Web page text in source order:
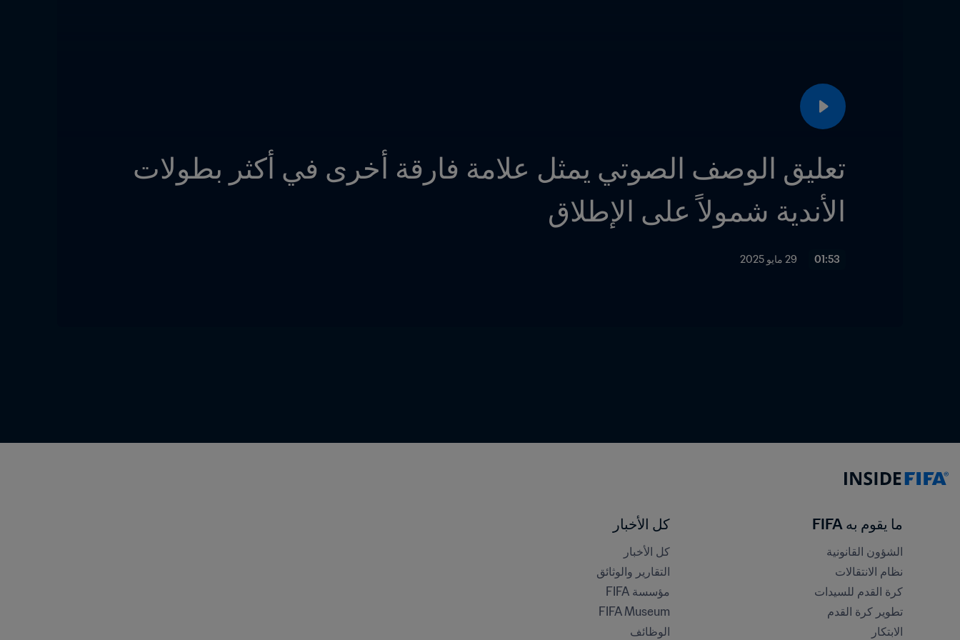
الأندية شمولاً على الإطلاق
01:53 29 مايو 2025
ما يقوم به FIFA
الشؤون القانونية
نظام الانتقالات
كرة القدم للسيدات
تطوير كرة القدم
الابتكار
كل الأخبار
كل الأخبار
التقارير والوثائق
مؤسسة FIFA
FIFA Museum
الوظائف